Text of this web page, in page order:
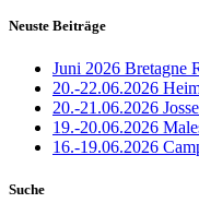
Neuste Beiträge
Juni 2026 Bretagne
20.-22.06.2026
20.-21.06.2026
19.-20.06.2026
16.-19.06.2026
Suche